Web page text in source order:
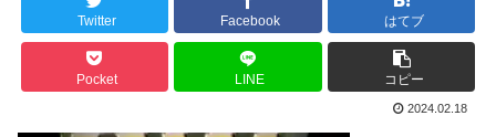
Twitter Facebook はてブ
Pocket LINE コピー
2024.02.18